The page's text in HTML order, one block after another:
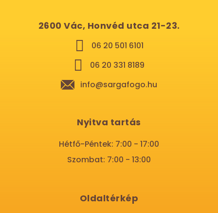
2600 Vác, Honvéd utca 21-23.
06 20 501 6101
06 20 331 8189
info@sargafogo.hu
Nyitva tartás
Hétfő-Péntek: 7:00 - 17:00
Szombat: 7:00 - 13:00
Oldaltérkép